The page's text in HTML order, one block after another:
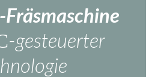
-gesteuerter